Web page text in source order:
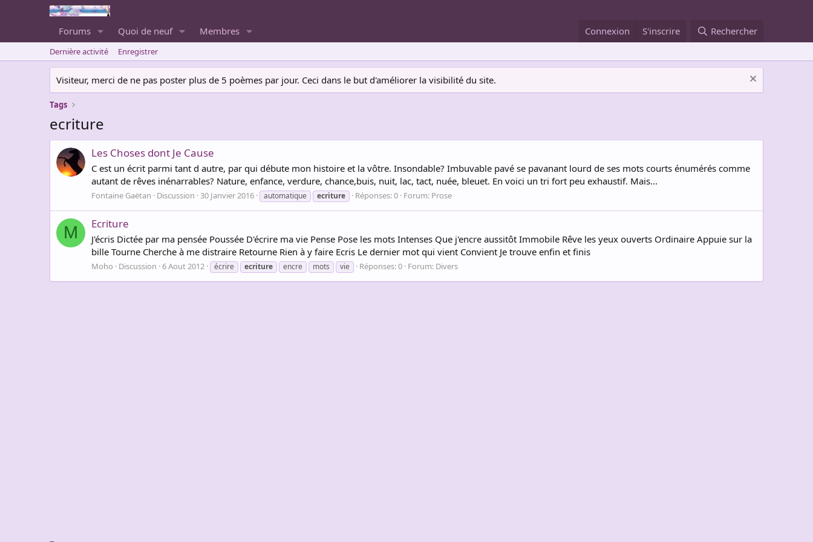
Forums Quoi de neuf Membres Connexion S'inscrire Rechercher
Dernière activité Enregistrer
Visiteur, merci de ne pas poster plus de 5 poèmes par jour. Ceci dans le but d'améliorer la visibilité du site.
Tags
ecriture
Les Choses dont Je Cause
C est un écrit parmi tant d autre, par qui débute mon histoire et la vôtre. Insondable? Imbuvable pavé se pavanant lourd de ses mots courts énumérés comme
autant de rêves inénarrables? Nature, enfance, verdure, chance,buis, nuit, lac, tact, nuée, bleuet. En voici un tri fort peu exhaustif. Mais...
Fontaine Gaëtan Discussion 30 Janvier 2016 automatique ecriture Réponses: 0 Forum: Prose
M Ecriture
J'écris Dictée par ma pensée Poussée D'écrire ma vie Pense Pose les mots Intenses Que j'encre aussitôt Immobile Rêve les yeux ouverts Ordinaire Appuie sur la
bille Tourne Cherche à me distraire Retourne Rien à y faire Ecris Le dernier mot qui vient Convient Je trouve enfin et finis
Moho Discussion 6 Aout 2012 écrire ecriture encre mots vie Réponses: 0 Forum: Divers